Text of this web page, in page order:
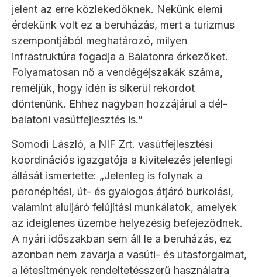
jelent az erre közlekedőknek. Nekünk elemi
érdekünk volt ez a beruházás, mert a turizmus
szempontjából meghatározó, milyen
infrastruktúra fogadja a Balatonra érkezőket.
Folyamatosan nő a vendégéjszakák száma,
reméljük, hogy idén is sikerül rekordot
döntenünk. Ehhez nagyban hozzájárul a dél-
balatoni vasútfejlesztés is.”
Somodi László, a NIF Zrt. vasútfejlesztési
koordinációs igazgatója a kivitelezés jelenlegi
állását ismertette: „Jelenleg is folynak a
peronépítési, út- és gyalogos átjáró burkolási,
valamint aluljáró felújítási munkálatok, amelyek
az ideiglenes üzembe helyezésig befejeződnek.
A nyári időszakban sem áll le a beruházás, ez
azonban nem zavarja a vasúti- és utasforgalmat,
a létesítmények rendeltetésszerű használatra